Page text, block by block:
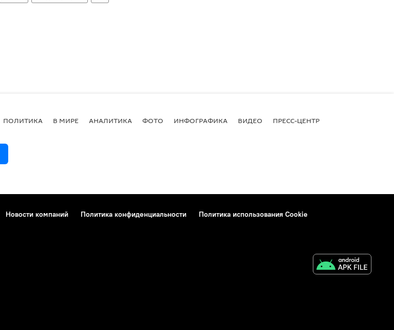
ПОЛИТИКА В МИРЕ АНАЛИТИКА ФОТО ИНФОГРАФИКА ВИДЕО ПРЕСС-ЦЕНТР
Новости компаний Политика конфиденциальности
Политика использования Cookie